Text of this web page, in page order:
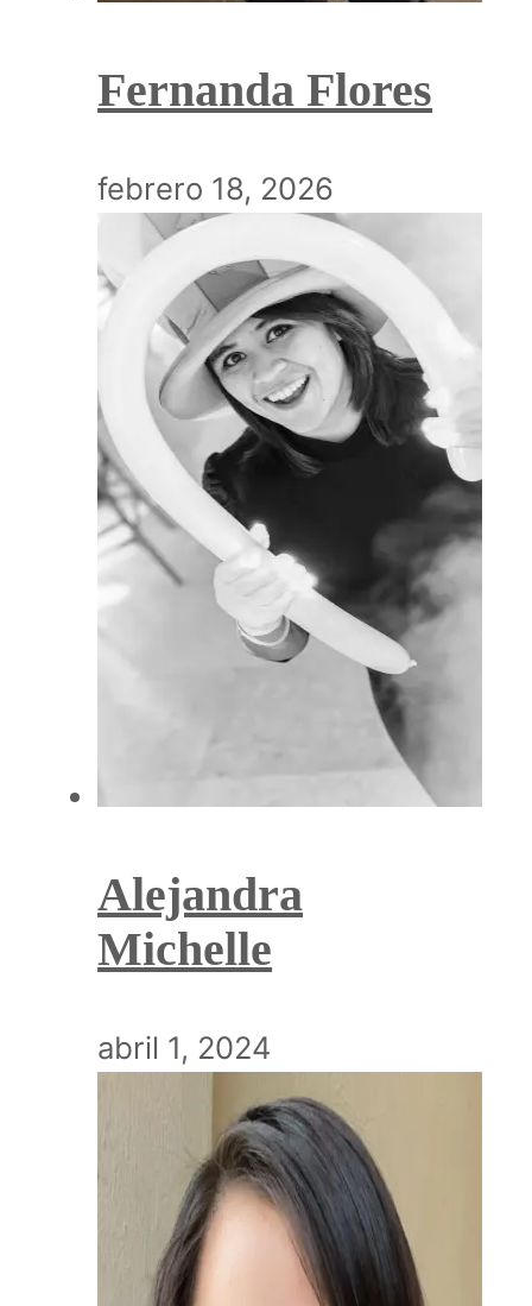
Fernanda Flores
febrero 18, 2026
Alejandra
Michelle
abril 1, 2024